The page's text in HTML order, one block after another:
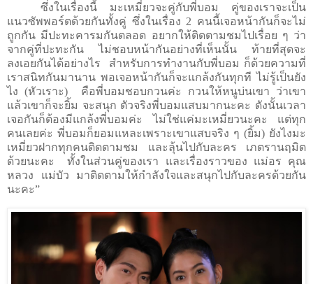
ซึ่งในเรื่องนี้ มะเหมี่ยวจะคู่กับพี่บอม คู่ของเราจะเป็น
แนวซัพพอร์ตด้วยกันทั้งคู่ ซึ่งในเรื่อง 2 คนนี้เจอหน้ากันก็จะไม่
ถูกกัน มีปะทะคารมกันตลอด อยากให้ติดตามชมไปเรื่อย ๆ ว่า
จากคู่ที่ปะทะกัน ไม่ชอบหน้ากันอย่างที่เห็นนั้น ท้ายที่สุดจะ
ลงเอยกันได้อย่างไร
สำหรับการทำงานกับพี่บอม ก็ด้วยความที่
เราสนิทกันมานาน พอเจอหน้ากันก็จะแกล้งกันทุกที ไม่รู้เป็นยัง
ไง (หัวเราะ)
คือพี่บอมชอบกวนค่ะ กวนให้หนูบ่นเขา ว่าเขา
แล้วเขาก็จะยิ้ม จะสนุก ตัวจริงพี่บอมแสบมากนะคะ ดังนั้นเวลา
เจอกันก็ต้องมีแกล้งพี่บอมค่ะ ไม่ใช่แค่มะเหมี่ยวนะคะ แต่ทุก
คนเลยค่ะ พี่บอมก็ยอมแหละเพราะเขาแสบจริง ๆ (ยิ้ม) ยังไงมะ
เหมี่ยวฝากทุกคนติดตามชม และลุ้นไปกับละคร เภตรานฤมิต
ด้วยนะคะ
ทั้งในส่วนคู่ของเรา และเรื่องราวของ แม่อร คุณ
หลวง แม่บัว มาติดตามให้กำลังใจและสนุกไปกับละครด้วยกัน
นะคะ”